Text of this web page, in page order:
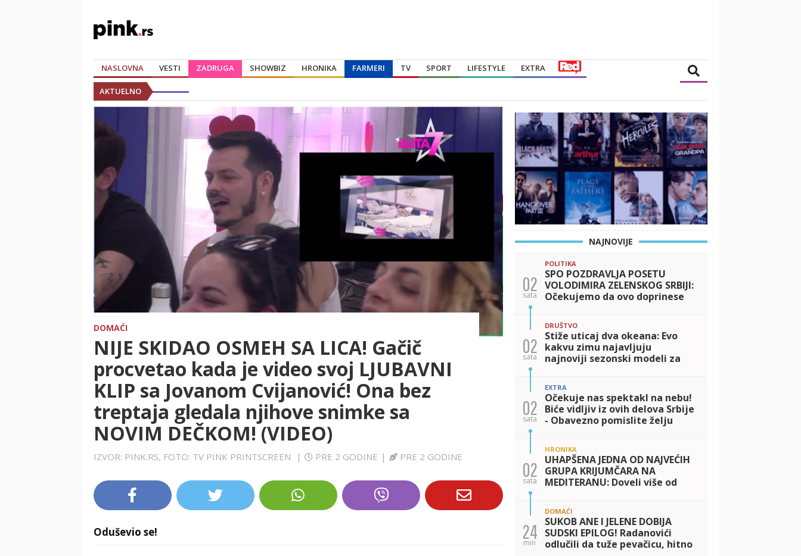
NASLOVNA VESTI ZADRUGA SHOWBIZ HRONIKA FARMERI TV SPORT LIFESTYLE EXTRA
AKTUELNO
DOMAĆI
NIJE SKIDAO OSMEH SA LICA! Gačič
procvetao kada je video svoj LJUBAVNI
KLIP sa Jovanom Cvijanović! Ona bez
treptaja gledala njihove snimke sa
NOVIM DEČKOM! (VIDEO)
IZVOR: PINK.RS, FOTO: TV PINK PRINTSCREEN | PRE 2 GODINE | PRE 2 GODINE
Oduševio se!
NAJNOVIJE
02
sata
POLITIKA
SPO POZDRAVLJA POSETU
VOLODIMIRA ZELENSKOG SRBIJI:
Očekujemo da ovo doprinese
saradnje dve zemlje
02
sata
DRUŠTVO
Stiže uticaj dva okeana: Evo
kakvu zimu najavljuju
najnoviji sezonski modeli za
02
sata
EXTRA
Očekuje nas spektakl na nebu!
Biće vidljiv iz ovih delova Srbije
- Obavezno pomislite želju
02
sata
HRONIKA
UHAPŠENA JEDNA OD NAJVEĆIH
GRUPA KRIJUMČARA NA
MEDITERANU: Doveli više od
zaradili 24 miliona evra
24
min
DOMAĆI
SUKOB ANE I JELENE DOBIJA
SUDSKI EPILOG! Radanovići
odlučili da tuže pevačicu, hitno